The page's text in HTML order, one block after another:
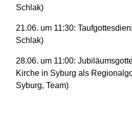
Schlak)
21.06. um 11:30:
Schlak)
28.06. um 11:00:
Kirche in Syburg als
Syburg, Team)